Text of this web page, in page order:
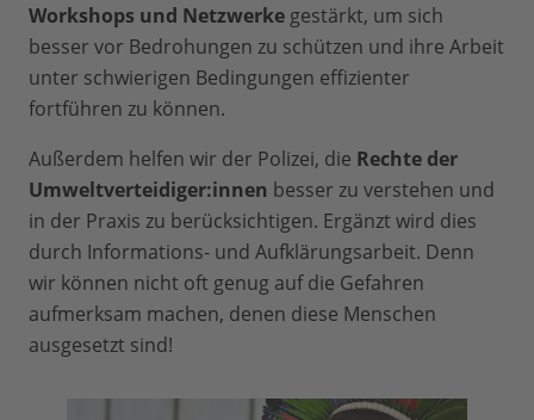
Workshops und Netzwerke gestärkt, um sich
besser vor Bedrohungen zu schützen und ihre Arbeit
unter schwierigen Bedingungen effizienter
fortführen zu können.
Außerdem helfen wir der Polizei, die Rechte der
Umweltverteidiger:innen besser zu verstehen und
in der Praxis zu berücksichtigen. Ergänzt wird dies
durch Informations- und Aufklärungsarbeit. Denn
wir können nicht oft genug auf die Gefahren
aufmerksam machen, denen diese Menschen
ausgesetzt sind!